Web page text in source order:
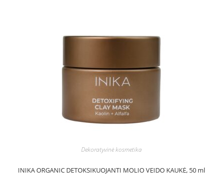
Dekoratyvinė kosmetika
INIKA ORGANIC DETOKSIKUOJANTI MOLIO VEIDO KAUKĖ, 50 ml